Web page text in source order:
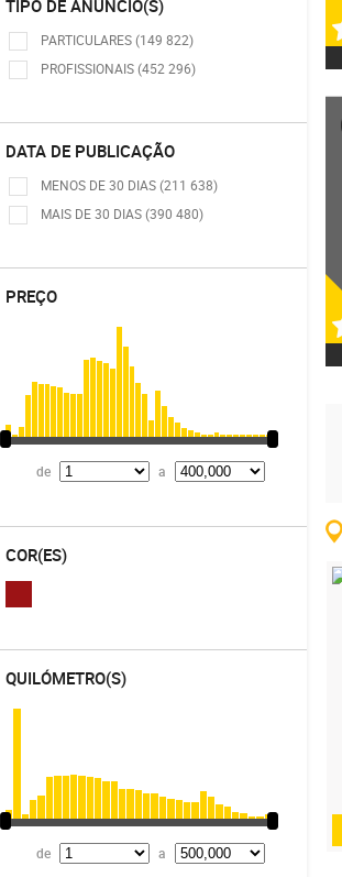
TIPO DE ANÚNCIO(S)
PARTICULARES (149 822)
PROFISSIONAIS (452 296)
DATA DE PUBLICAÇÃO
MENOS DE 30 DIAS (211 638)
MAIS DE 30 DIAS (390 480)
PREÇO
de a
COR(ES)
QUILÓMETRO(S)
de a